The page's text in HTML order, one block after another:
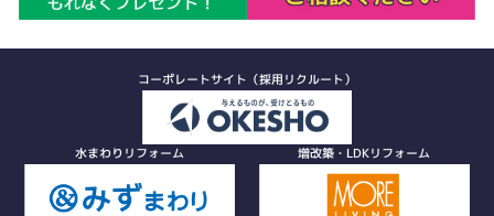
コーポレートサイト（採用リクルート）
水まわりリフォーム 増改築・LDKリフォーム